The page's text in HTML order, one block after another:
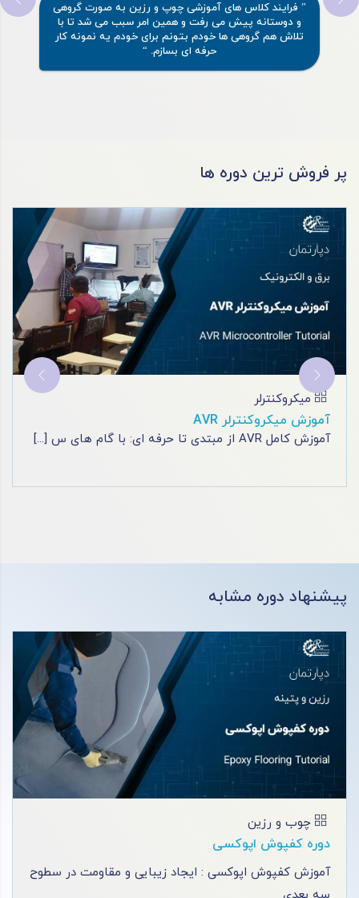
” فرایند کلاس های آموزشی چوپ و رزین به صورت گروهی
و دوستانه پیش می رفت و همین امر سبب می شد تا با
تلاش هم گروهی ها خودم بتونم برای خودم یه نمونه کار
حرفه ای بسازم. “
پر فروش ترین دوره ها
آموزش پی ال سی
آموزش برق صنعتی
با دوره های برق فنی حرفه ای مشهد، به یک برقکار حرف
پیشنهاد دوره مشابه
چوب و رزین
دوره کفپوش اپوکسی
آموزش کفپوش اپوکسی : ایجاد زیبایی و مقاومت در سطوح